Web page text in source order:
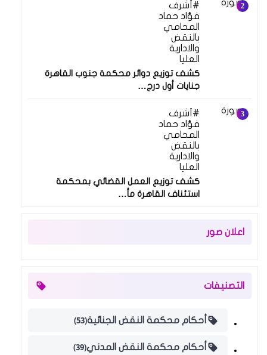
أشرف
فؤاد حماد
المحامي
بالنقض
والادارية
العليا
كشف توزيع دوائر محكمة جنوب القاهرة
جنايات أول درج…
أشرف
فؤاد حماد
المحامي
بالنقض
والادارية
العليا
كشف توزيع العمل القضائي بمحكمة
استئناف القاهرة مأ…
اعلان صور
التصنيفات
أحكام محكمة النقض الجنائية(53)
أحكام محكمة النقض المدني(39)